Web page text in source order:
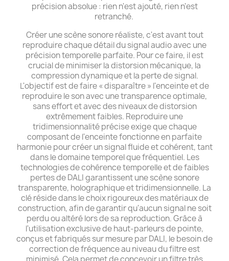
précision absolue : rien n'est ajouté, rien n'est
retranché.
Créer une scène sonore réaliste, c'est avant tout
reproduire chaque détail du signal audio avec une
précision temporelle parfaite. Pour ce faire, il est
crucial de minimiser la distorsion mécanique, la
compression dynamique et la perte de signal.
L'objectif est de faire « disparaître » l'enceinte et de
reproduire le son avec une transparence optimale,
sans effort et avec des niveaux de distorsion
extrêmement faibles. Reproduire une
tridimensionnalité précise exige que chaque
composant de l'enceinte fonctionne en parfaite
harmonie pour créer un signal fluide et cohérent, tant
dans le domaine temporel que fréquentiel. Les
technologies de cohérence temporelle et de faibles
pertes de DALI garantissent une scène sonore
transparente, holographique et tridimensionnelle. La
clé réside dans le choix rigoureux des matériaux de
construction, afin de garantir qu'aucun signal ne soit
perdu ou altéré lors de sa reproduction. Grâce à
l'utilisation exclusive de haut-parleurs de pointe,
conçus et fabriqués sur mesure par DALI, le besoin de
correction de fréquence au niveau du filtre est